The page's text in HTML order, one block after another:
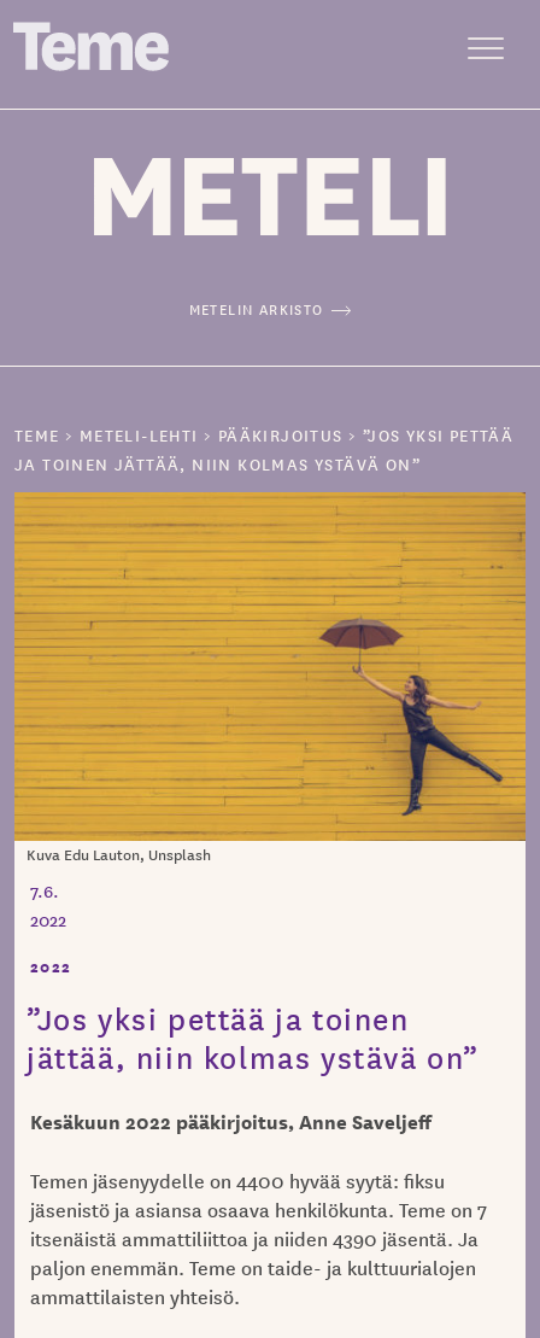
METELIN ARKISTO
TEME > METELI-LEHTI > PÄÄKIRJOITUS > ”JOS YKSI PETTÄÄ
JA TOINEN JÄTTÄÄ, NIIN KOLMAS YSTÄVÄ ON”
Kuva Edu Lauton, Unsplash
7.6.
2022
2022
”Jos yksi pettää ja toinen
jättää, niin kolmas ystävä on”
Kesäkuun 2022 pääkirjoitus, Anne Saveljeff
Temen jäsenyydelle on 4400 hyvää syytä: fiksu
jäsenistö ja asiansa osaava henkilökunta. Teme on 7
itsenäistä ammattiliittoa ja niiden 4390 jäsentä. Ja
paljon enemmän. Teme on taide- ja kulttuurialojen
ammattilaisten yhteisö.